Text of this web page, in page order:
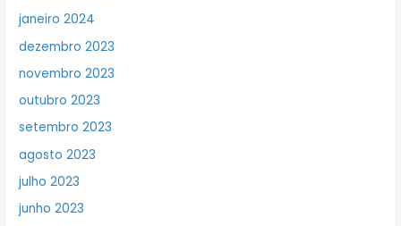
janeiro 2024
dezembro 2023
novembro 2023
outubro 2023
setembro 2023
agosto 2023
julho 2023
junho 2023